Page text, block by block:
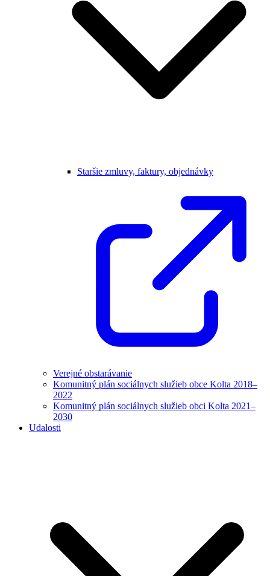
Staršie zmluvy, faktury, objednávky
Verejné obstarávanie
Komunitný plán sociálnych služieb obce Kolta 2018–
2022
Komunitný plán sociálnych služieb obci Kolta 2021–
2030
Udalosti